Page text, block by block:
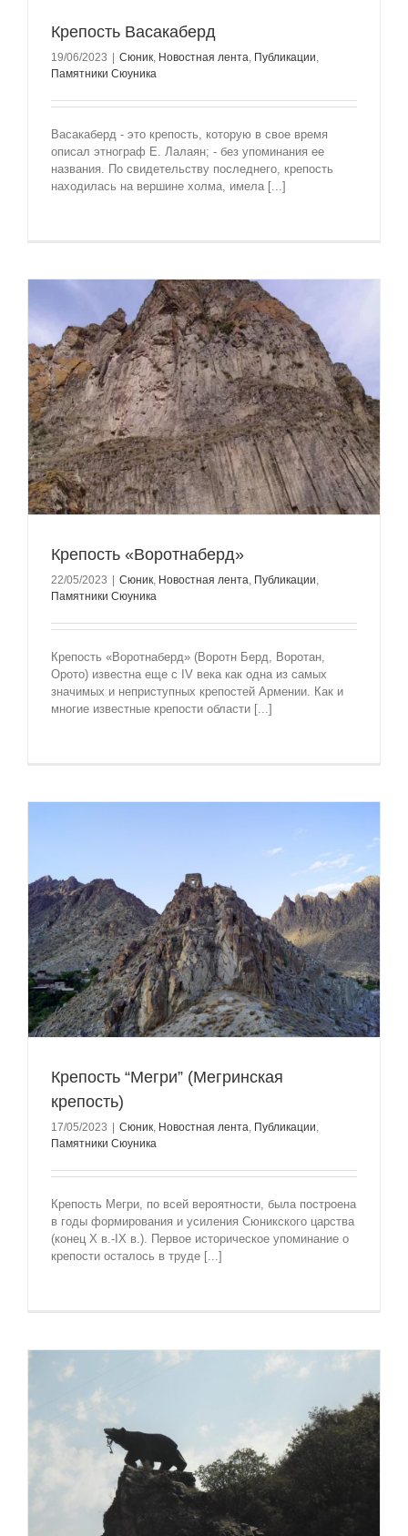
Крепость Васакаберд
19/06/2023 Сюник, Новостная лента, Публикации,
Памятники Сюуника
Васакаберд - это крепость, которую в свое время
описал этнограф Е. Лалаян; - без упоминания ее
названия. По свидетельству последнего, крепость
находилась на вершине холма, имела [...]
Крепость «Воротнаберд»
22/05/2023 | Сюник Новостная лента Публикации
Памятники Сюуника
Крепость «Воротнаберд» (Воротн Берд, Воротан,
Орото) известна еще с IV века как одна из самых
значимых и неприступных крепостей Армении. Как и
многие известные крепости области [...]
Крепость “Мегри” (Мегринская
крепость)
17/05/2023 | Сюник Новостная лента Публикации
Памятники Сюуника
Крепость Мегри, по всей вероятности, была построена
в годы формирования и усиления Сюникского царства
(конец X в.-IX в.). Первое историческое упоминание о
крепости осталось в труде [...]